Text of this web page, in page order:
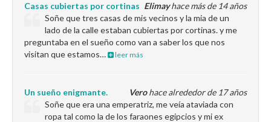
Elimayhace más de 14 años
Casas cubiertas por cortinas
Soñe que tres casas de mis vecinos y la mia de un
lado de la calle estaban cubiertas por cortinas. y me
preguntaba en el sueño como van a saber los que nos
visitan que estamos…
leer más
Verohace alrededor de 17 años
Un sueño enigmante.
Soñe que era una emperatriz, me veía ataviada con
ropa tal como la de los faraones egipcios y mi ex